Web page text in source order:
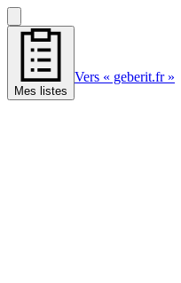
Mes listes
Vers « geberit.fr »